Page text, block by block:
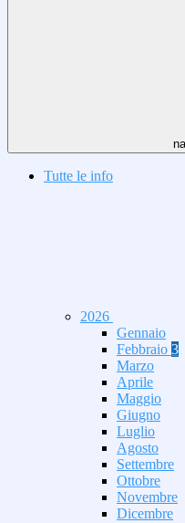
Tutte le info
2026
Gennaio
Febbraio 3
Marzo
Aprile
Maggio
Giugno
Luglio
Agosto
Settembre
Ottobre
Novembre
Dicembre